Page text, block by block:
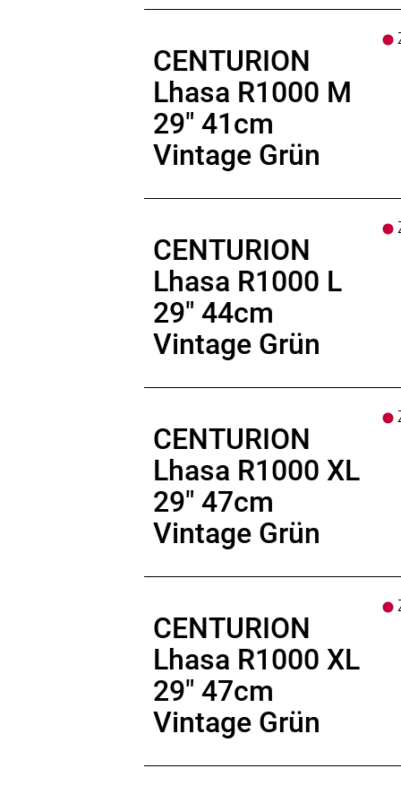
CENTURION
Lhasa R1000 M
29" 41cm
Vintage Grün
CENTURION
Lhasa R1000 L
29" 44cm
Vintage Grün
CENTURION
Lhasa R1000 XL
29" 47cm
Vintage Grün
CENTURION
Lhasa R1000 XL
29" 47cm
Vintage Grün